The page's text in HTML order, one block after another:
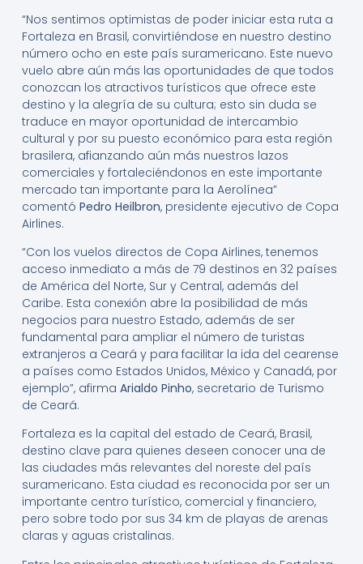
“Nos sentimos optimistas de poder iniciar esta ruta a
Fortaleza en Brasil, convirtiéndose en nuestro destino
número ocho en este país suramericano. Este nuevo
vuelo abre aún más las oportunidades de que todos
conozcan los atractivos turísticos que ofrece este
destino y la alegría de su cultura; esto sin duda se
traduce en mayor oportunidad de intercambio
cultural y por su puesto económico para esta región
brasilera, afianzando aún más nuestros lazos
comerciales y fortaleciéndonos en este importante
mercado tan importante para la Aerolínea”
comentó Pedro Heilbron, presidente ejecutivo de Copa
Airlines.
“Con los vuelos directos de Copa Airlines, tenemos
acceso inmediato a más de 79 destinos en 32 países
de América del Norte, Sur y Central, además del
Caribe. Esta conexión abre la posibilidad de más
negocios para nuestro Estado, además de ser
fundamental para ampliar el número de turistas
extranjeros a Ceará y para facilitar la ida del cearense
a países como Estados Unidos, México y Canadá, por
ejemplo”, afirma Arialdo Pinho, secretario de Turismo
de Ceará.
Fortaleza es la capital del estado de Ceará, Brasil,
destino clave para quienes deseen conocer una de
las ciudades más relevantes del noreste del país
suramericano. Esta ciudad es reconocida por ser un
importante centro turístico, comercial y financiero,
pero sobre todo por sus 34 km de playas de arenas
claras y aguas cristalinas.